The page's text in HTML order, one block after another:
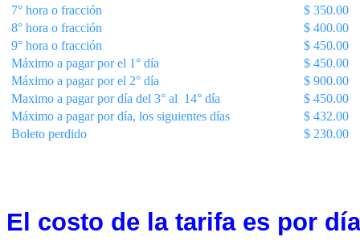
7° hora o fracción
$ 350.00
8° hora o fracción
$ 400.00
9° hora o fracción
$ 450.00
Máximo a pagar por el 1° día
$ 450.00
Máximo a pagar por el 2° día
$ 900.00
Maximo a pagar por día del 3° al 14° día
$ 450.00
Máximo a pagar por día, los siguientes días
$ 432.00
Boleto perdido
$ 230.00
El costo de la tarifa es por